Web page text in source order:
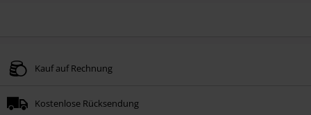
Kauf auf Rechnung
Kostenlose Rücksendung